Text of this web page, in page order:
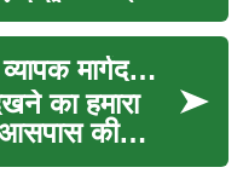
और सतत
आँखों की देखभाल: एक व्यापक मार्गदर्शिका
का हमारा
की
का अनुभव